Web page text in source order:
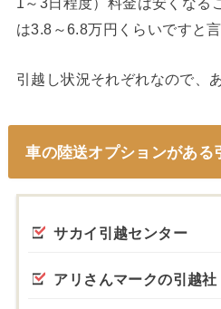
は3.8～6.8万円くらいですと言
引越し状況それぞれなので、
車の陸送オプションがある
サカイ引越センター
アリさんマークの引越社